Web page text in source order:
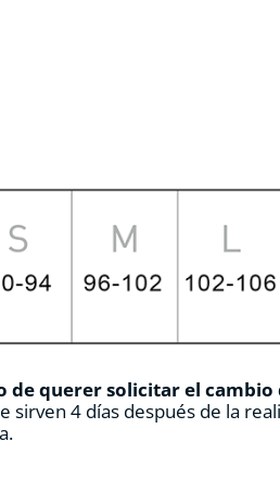
de querer solicitar el
sirven 4 días después de la